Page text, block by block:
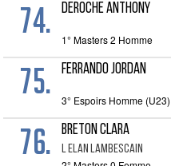
74. DEROCHE ANTHONY
1° Masters 2 Homme
75. FERRANDO JORDAN
3° Espoirs Homme (U23)
76. BRETON CLARA
L ELAN LAMBESCAIN